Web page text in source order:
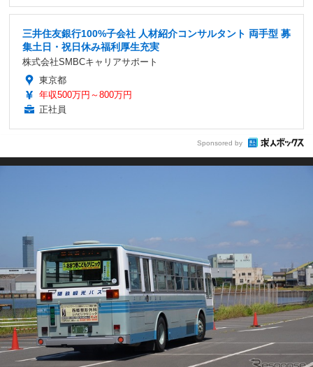
三井住友銀行100%子会社 人材紹介コンサルタント 両手型 募
集土日・祝日休み福利厚生充実
株式会社SMBCキャリアサポート
東京都
年収500万円～800万円
正社員
Sponsored by